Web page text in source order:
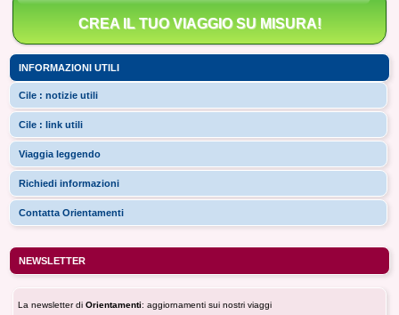
CREA IL TUO VIAGGIO SU MISURA!
INFORMAZIONI UTILI
Cile : notizie utili
Cile : link utili
Viaggia leggendo
Richiedi informazioni
Contatta Orientamenti
NEWSLETTER
La newsletter di Orientamenti: aggiornamenti sui nostri viaggi